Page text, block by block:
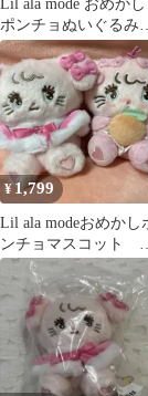
Lil ala mode おめかし
ポンチョぬいぐる
mikko スフレ
¥1,799
Lil ala modeおめかし
ンチョマスコット キ
ャミー